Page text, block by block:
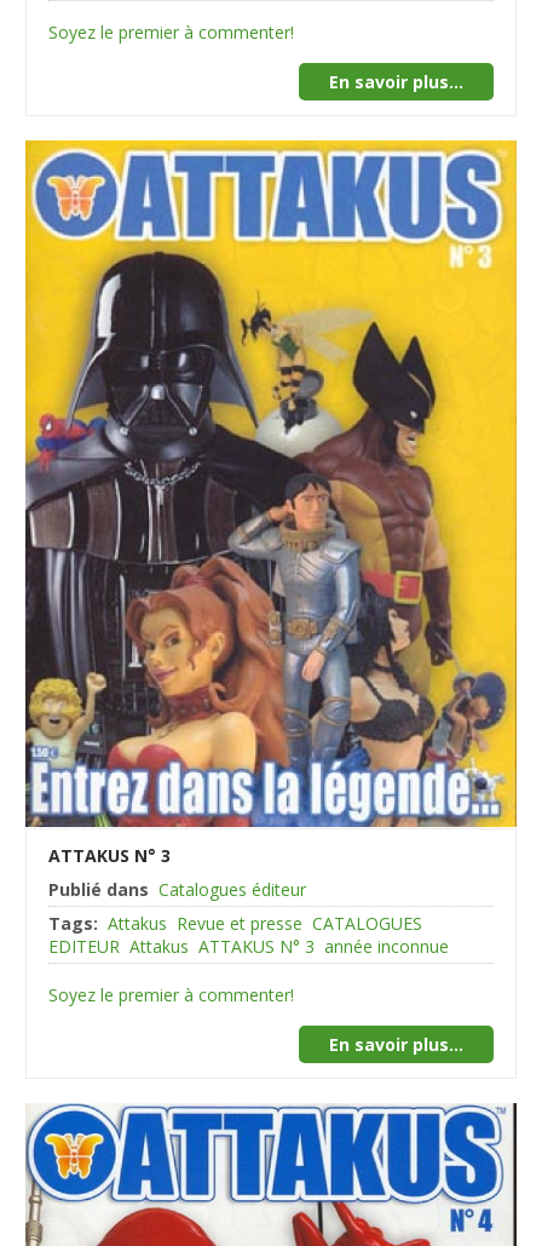
Soyez le premier à commenter!
En savoir plus...
ATTAKUS N° 3
Publié dans Catalogues éditeur
Tags: Attakus Revue et presse CATALOGUES
EDITEUR Attakus ATTAKUS N° 3 année inconnue
Soyez le premier à commenter!
En savoir plus...